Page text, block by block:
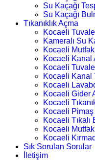
Su Kaçağı
Su Kaçağı
Tıkanıklık Açma
Kocaeli
Kameralı Su
Kocaeli
Kocaeli Kanal
Kocaeli
Kocaeli Kanal
Kocaeli
Kocaeli Gider
Kocaeli
Kocaeli Pimaş
Kocaeli Tıkalı
Kocaeli Mutfak
Kocaeli
Sık Sorulan Sorular
İletişim